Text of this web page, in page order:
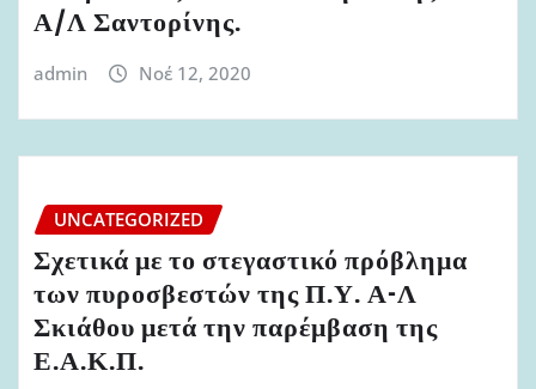
Α/Λ Σαντορίνης.
admin Νοέ 12, 2020
UNCATEGORIZED
Σχετικά με το στεγαστικό πρόβλημα
των πυροσβεστών της Π.Υ. Α-Λ
Σκιάθου μετά την παρέμβαση της
Ε.Α.Κ.Π.